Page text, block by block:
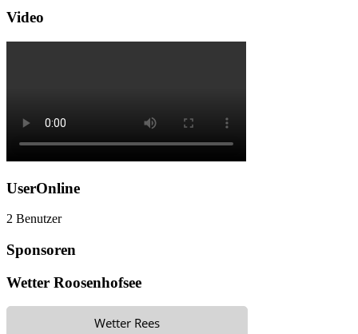
Video
UserOnline
2 Benutzer
Sponsoren
Wetter Roosenhofsee
Wetter Rees